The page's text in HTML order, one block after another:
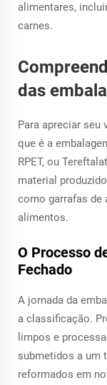
alimentares,
carnes.
das
Para apreciar seu
que é a
RPET, ou
material
como garrafas de
alimentos.
O Processo
Fechado
A jornada da
a classificação.
limpos e
submetidos a um
reformados em